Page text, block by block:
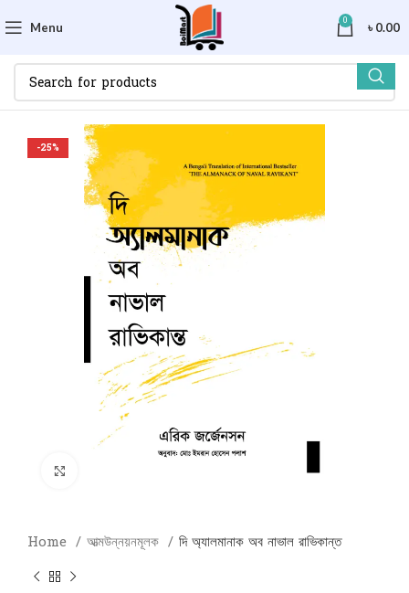
Menu 0 ৳0.00
-25%
Home আত্মউন্নয়নমূলক দি অ্যালমানাক অব নাভাল রাভিকান্ত